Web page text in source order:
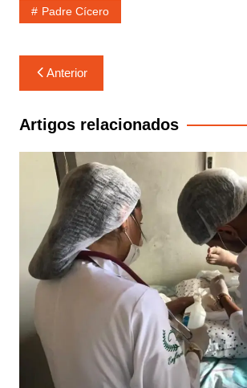
Padre Cícero
Navegação
de
Post
Anterior
Artigos relacionados